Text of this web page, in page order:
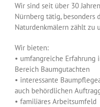
Wir sind seit über 30
Nürnberg tätig, besonders
Naturdenkmälern zählt zu
Wir bieten:
• umfangreiche Erfahrung
Bereich Baumgutachten
• interessante
auch behördlichen
• familiäres Arbeitsumfeld